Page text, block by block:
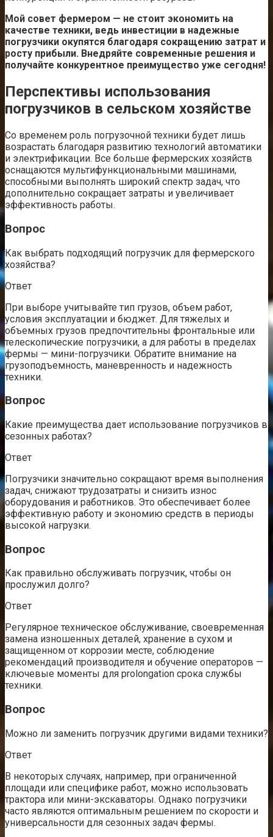
Мой совет фермером — не стоит экономить на
качестве техники, ведь инвестиции в надежные
погрузчики окупятся благодаря сокращению затрат и
росту прибыли. Внедряйте современные решения и
получайте конкурентное преимущество уже сегодня!
Перспективы использования
погрузчиков в сельском хозяйстве
Со временем роль погрузочной техники будет лишь
возрастать благодаря развитию технологий автоматики
и электрификации. Все больше фермерских хозяйств
оснащаются мультифункциональными машинами,
способными выполнять широкий спектр задач, что
дополнительно сокращает затраты и увеличивает
эффективность работы.
Вопрос
Как выбрать подходящий погрузчик для фермерского
хозяйства?
Ответ
При выборе учитывайте тип грузов, объем работ,
условия эксплуатации и бюджет. Для тяжелых и
объемных грузов предпочтительны фронтальные или
телескопические погрузчики, а для работы в пределах
фермы — мини-погрузчики. Обратите внимание на
грузоподъемность, маневренность и надежность
техники.
Вопрос
Какие преимущества дает использование погрузчиков в
сезонных работах?
Ответ
Погрузчики значительно сокращают время выполнения
задач, снижают трудозатраты и снизить износ
оборудования и работников. Это обеспечивает более
эффективную работу и экономию средств в периоды
высокой нагрузки.
Вопрос
Как правильно обслуживать погрузчик, чтобы он
прослужил долго?
Ответ
Регулярное техническое обслуживание, своевременная
замена изношенных деталей, хранение в сухом и
защищенном от коррозии месте, соблюдение
рекомендаций производителя и обучение операторов —
ключевые моменты для prolongation срока службы
техники.
Вопрос
Можно ли заменить погрузчик другими видами техники?
Ответ
В некоторых случаях, например, при ограниченной
площади или специфике работ, можно использовать
трактора или мини-экскаваторы. Однако погрузчики
часто являются оптимальным решением по скорости и
универсальности для сезонных задач фермы.